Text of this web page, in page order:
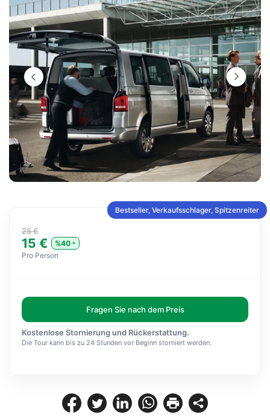
Bestseller, Verkaufsschlager, Spitzenreiter
25 €
15 €
%40
Pro Person
Fragen Sie nach dem Preis
Kostenlose Stornierung und Rückerstattung.
Die Tour kann bis zu 24 Stunden vor Beginn storniert werden.